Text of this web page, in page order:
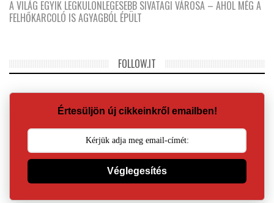
A VILÁG EGYIK LEGKÜLÖNLEGESEBB SIVATAGI VÁROSA – AHOL MÉG A
FELHŐKARCOLÓ IS AGYAGBÓL ÉPÜLT
FOLLOW.IT
Értesüljön új cikkeinkről emailben!
Véglegesítés